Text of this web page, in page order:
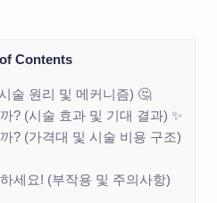
Contents
술 원리 및 메커니즘) 🤔
? (시술 효과 및 기대 결과) ✨
? (가격대 및 시술 비용 구조)
세요! (부작용 및 주의사항)